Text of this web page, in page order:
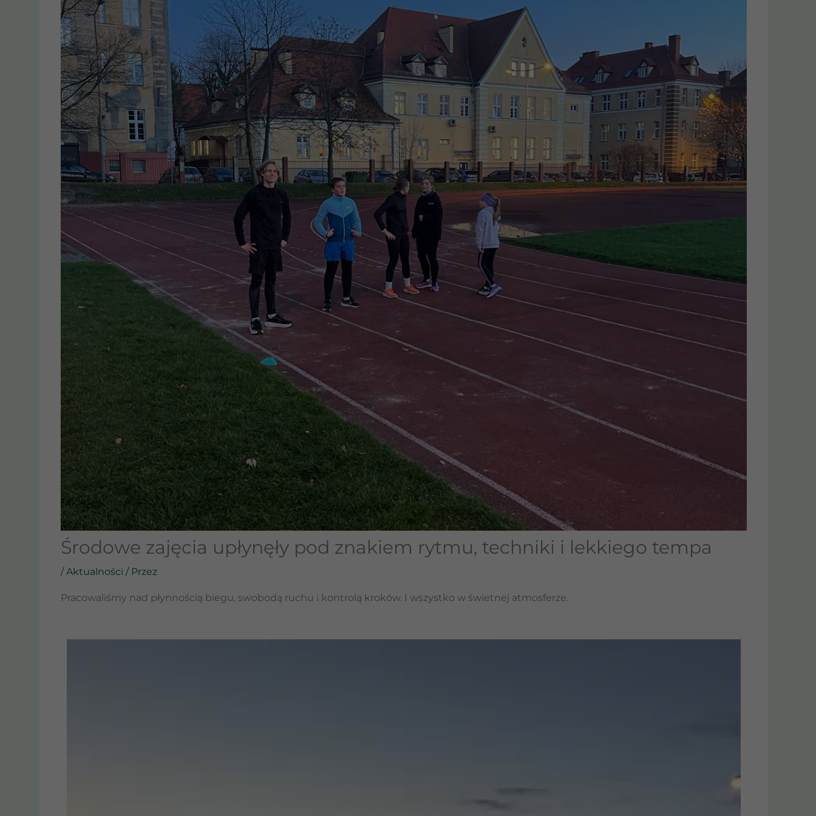
Środowe zajęcia upłynęły pod znakiem rytmu, techniki i lekkiego tempa
/Aktualności / Przez
Pracowaliśmy nad płynnością biegu, swobodą ruchu i kontrolą kroków. I wszystko w świetnej atmosferze.